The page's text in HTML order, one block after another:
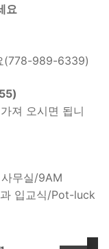
요
(778-989-6339)
져 오시면 됩니
무실/9AM
입교식/Pot-luck